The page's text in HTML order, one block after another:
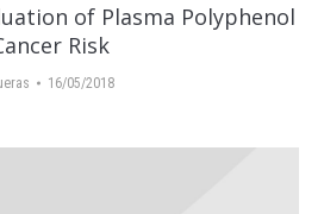
of Plasma Polyphenol
Risk
16/05/2018